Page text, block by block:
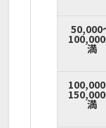
50,000
満
満